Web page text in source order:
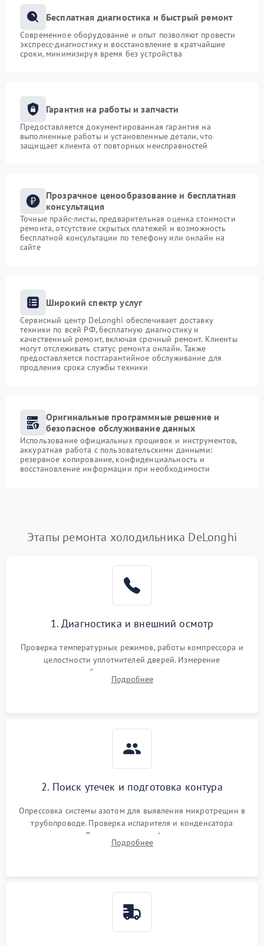
Бесплатная диагностика и быстрый ремонт
Современное оборудование и опыт позволяют провести
экспресс-диагностику и восстановление в кратчайшие
сроки, минимизируя время без устройства
Гарантия на работы и запчасти
Предоставляется документированная гарантия на
выполненные работы и установленные детали, что
защищает клиента от повторных неисправностей
Прозрачное ценообразование и бесплатная
консультация
Точные прайс-листы, предварительная оценка стоимости
ремонта, отсутствие скрытых платежей и возможность
бесплатной консультации по телефону или онлайн на
сайте
Широкий спектр услуг
Сервисный центр DeLonghi обеспечивает доставку
техники по всей РФ, бесплатную диагностику и
качественный ремонт, включая срочный ремонт. Клиенты
могут отслеживать статус ремонта онлайн. Также
предоставляется постгарантийное обслуживание для
продления срока службы техники
Оригинальные программные решение и
безопасное обслуживание данных
Использование официальных прошивок и инструментов,
аккуратная работа с пользовательскими данными:
резервное копирование, конфиденциальность и
восстановление информации при необходимости
Этапы ремонта холодильника DeLonghi
1. Диагностика и внешний осмотр
Проверка температурных режимов, работы компрессора и
целостности уплотнителей дверей. Измерение
сопротивления обмоток мотора, проверка термостата и
считывание кодов ошибок с электронного дисплея.
Подробнее
2. Поиск утечек и подготовка контура
Опрессовка системы азотом для выявления микротрещин в
трубопроводе. Проверка испарителя и конденсатора
течеискателем. Демонтаж старого фильтра-осушителя и
продувка капиллярной трубки для устранения засоров.
Подробнее